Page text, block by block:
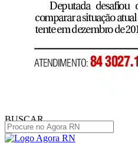
BUSCAR